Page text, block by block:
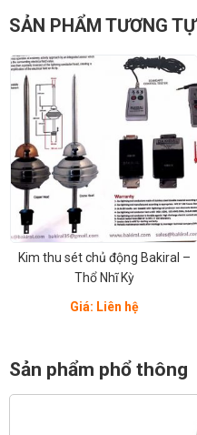
SẢN PHẨM TƯƠNG TỰ
Kim thu sét chủ động Bakiral –
Thổ Nhĩ Kỳ
Giá: Liên hệ
Sản phẩm phổ thông